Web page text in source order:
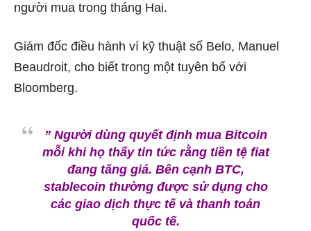
người mua trong tháng Hai.
Giám đốc điều hành ví kỹ thuật số Belo, Manuel
Beaudroit, cho biết trong một tuyên bố với
Bloomberg.
” Người dùng quyết định mua Bitcoin
mỗi khi họ thấy tin tức rằng tiền tệ fiat
đang tăng giá. Bên cạnh BTC,
stablecoin thường được sử dụng cho
các giao dịch thực tế và thanh toán
quốc tế.